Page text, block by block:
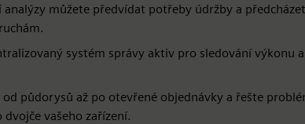
můžete předvídat potřeby údržby a předcházet
systém správy aktiv pro sledování výkonu
půdorysů až po otevřené objednávky a řešte
vašeho zařízení.